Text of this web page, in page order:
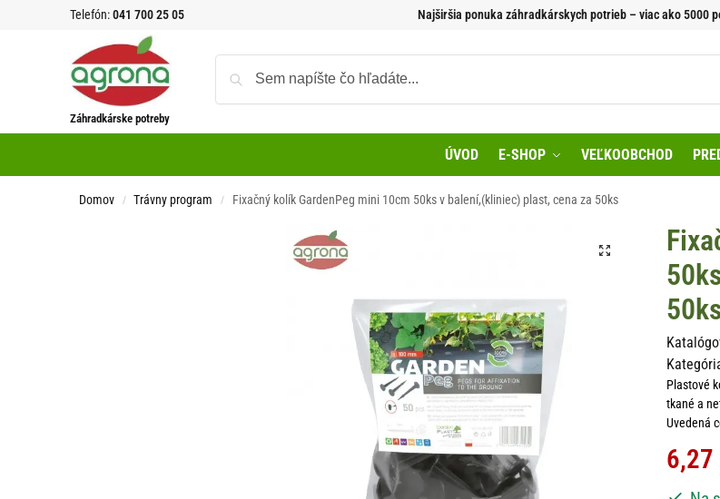
Telefón:041 700 25 05 Najširšia ponuka záhradkárskych potrieb – viac ako 5000
Záhradkárske potreby
ÚVOD E-SHOP VEĽKOOBCHOD
Domov / Trávny program / Fixačný kolík GardenPeg mini 10cm 50ks v balení,(kliniec) plast, cena za 50ks
Plastové
tkané a
Uvedená
6,27